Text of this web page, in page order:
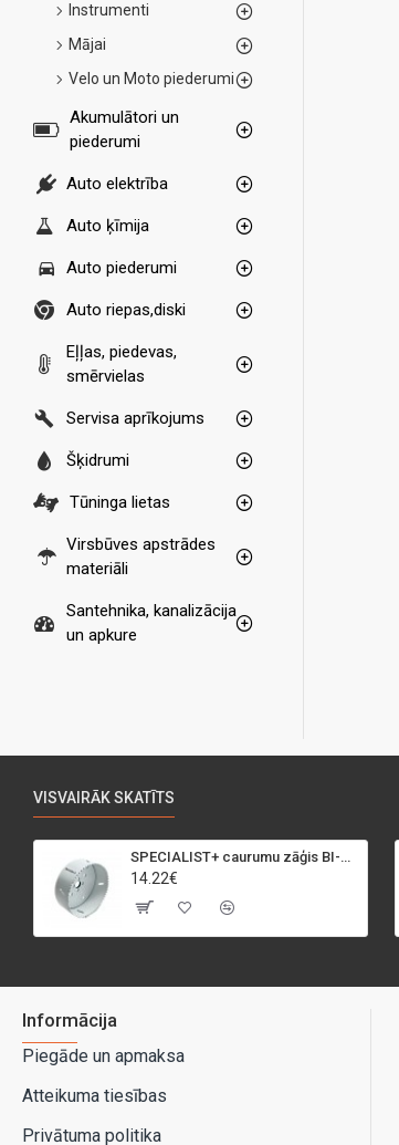
Instrumenti
Mājai
Velo un Moto piederumi
Akumulātori un
piederumi
Auto elektrība
Auto ķīmija
Auto piederumi
Auto riepas,diski
Eļļas, piedevas,
smērvielas
Servisa aprīkojums
Šķidrumi
Tūninga lietas
Virsbūves apstrādes
materiāli
Santehnika, kanalizācija
un apkure
VISVAIRĀK SKATĪTS
SPECIALIST+ caurumu zāģis BI-METAL, 95 mm
14.22€
Informācija
Piegāde un apmaksa
Atteikuma tiesības
Privātuma politika